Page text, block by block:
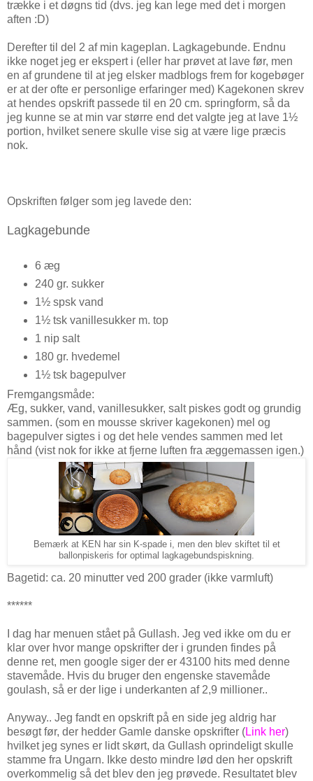
trække i et døgns tid (dvs. jeg kan lege med det i morgen
aften :D)
Derefter til del 2 af min kageplan. Lagkagebunde. Endnu
ikke noget jeg er ekspert i (eller har prøvet at lave før, men
en af grundene til at jeg elsker madblogs frem for kogebøger
er at der ofte er personlige erfaringer med) Kagekonen skrev
at hendes opskrift passede til en 20 cm. springform, så da
jeg kunne se at min var større end det valgte jeg at lave 1½
portion, hvilket senere skulle vise sig at være lige præcis
nok.
Opskriften følger som jeg lavede den:
Lagkagebunde
6 æg
240 gr. sukker
1½ spsk vand
1½ tsk vanillesukker m. top
1 nip salt
180 gr. hvedemel
1½ tsk bagepulver
Fremgangsmåde:
Æg, sukker, vand, vanillesukker, salt piskes godt og grundig
sammen. (som en mousse skriver kagekonen) mel og
bagepulver sigtes i og det hele vendes sammen med let
hånd (vist nok for ikke at fjerne luften fra æggemassen igen.)
Bemærk at KEN har sin K-spade i, men den blev skiftet til et
ballonpiskeris for optimal lagkagebundspiskning.
Bagetid: ca. 20 minutter ved 200 grader (ikke varmluft)
******
I dag har menuen stået på Gullash. Jeg ved ikke om du er
klar over hvor mange opskrifter der i grunden findes på
denne ret, men google siger der er 43100 hits med denne
stavemåde. Hvis du bruger den engenske stavemåde
goulash, så er der lige i underkanten af 2,9 millioner..
Anyway.. Jeg fandt en opskrift på en side jeg aldrig har
besøgt før, der hedder Gamle danske opskrifter (Link her)
hvilket jeg synes er lidt skørt, da Gullash oprindeligt skulle
stamme fra Ungarn. Ikke desto mindre lød den her opskrift
overkommelig så det blev den jeg prøvede. Resultatet blev